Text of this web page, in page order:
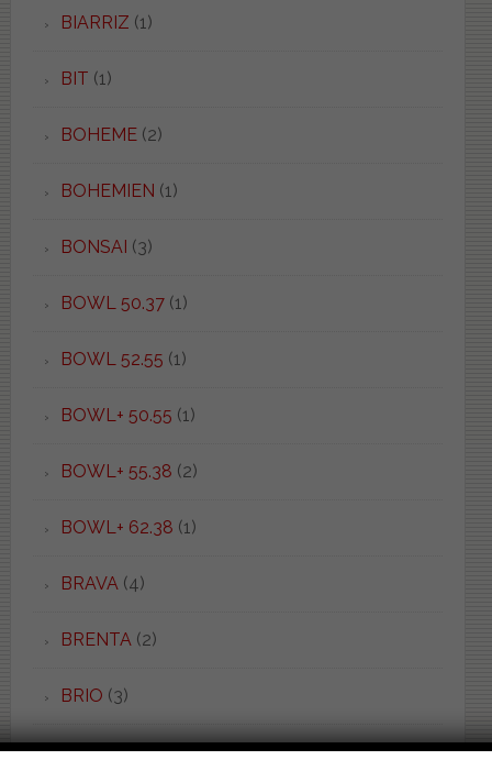
BIARRIZ (1)
BIT (1)
BOHEME(2)
BOHEMIEN (1)
BONSAI (3)
BOWL 50.37(1)
BOWL 52.55 (1)
BOWL+ 50.55 (1)
BOWL+ 55.38 (2)
BOWL+ 62.38 (1)
BRAVA (4)
BRENTA (2)
BRIO (3)
C 52 LIGHT(1)